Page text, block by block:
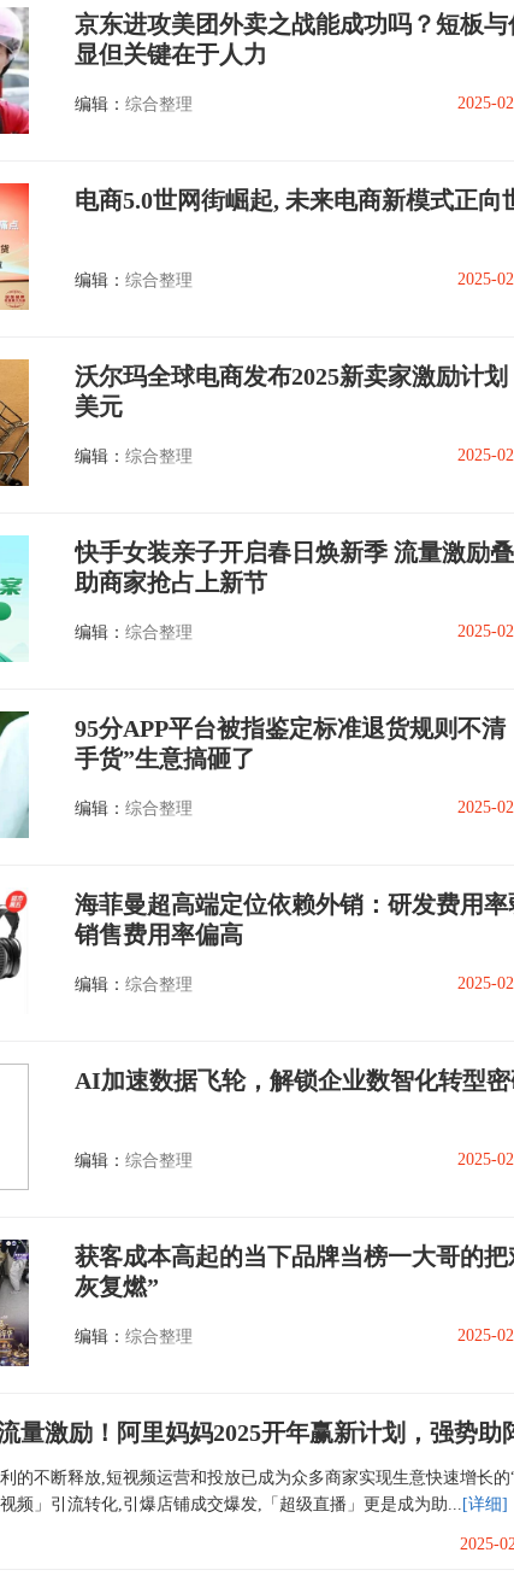
京东进攻美团外卖之战能成功吗？短板与
显但关键在于人力
编辑： 综合整理 2025-
电商5.0世网街崛起, 未来电商新模式正向
编辑： 综合整理 2025-
沃尔玛全球电商发布2025新卖家激励计划
美元
编辑： 综合整理 2025-
快手女装亲子开启春日焕新季 流量激励
助商家抢占上新节
编辑： 综合整理 2025-
95分APP平台被指鉴定标准退货规则不清
手货”生意搞砸了
编辑： 综合整理 2025-
海菲曼超高端定位依赖外销：研发费用率
销售费用率偏高
编辑： 综合整理 2025-
AI加速数据飞轮，解锁企业数智化转型
编辑： 综合整理 2025-
获客成本高起的当下品牌当榜一大哥的
灰复燃”
编辑： 综合整理 2025-
量激励！阿里妈妈2025开年赢新计划，强势助
的不断释放,短视频运营和投放已成为众多商家实现生意快速增长的
频」引流转化,引爆店铺成交爆发,「超级直播」更是成为助... [详细]
2025-